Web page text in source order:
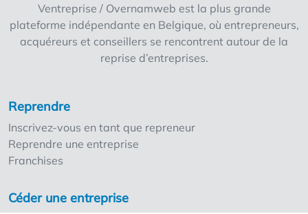
la recherche d’un concept tendance offrant
des possibilités d’extension. Le nom ne peut
pas être conservé Loyer : 1 400 euros/mois
Prix de rachat : sur demande
Ventreprise / Overnamweb est la plus grande
plateforme indépendante en Belgique, où entrepreneurs,
acquéreurs et conseillers se rencontrent autour de la
reprise d’entreprises.
Reprendre
Inscrivez-vous en tant que repreneur
Reprendre une entreprise
Franchises
Céder une entreprise